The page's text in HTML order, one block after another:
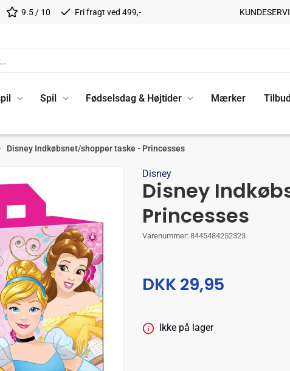
9.5 / 10 Fri fragt ved 499,-
Spil Fødselsdag & Højtider Mærker
Tilbud
Disney Indkøbsnet/shopper taske - Princesses
Disney
Disney
Princesses
Varenummer: 8445484252323
DKK 29,95
Ikke på lager